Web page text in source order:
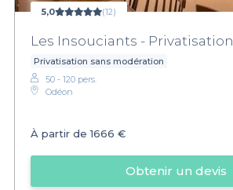
5,0 (12)
Les Insouciants - Privatisation
Privatisation sans modération
50 - 120 pers.
Odéon
À partir de1666 €
Obtenir un devis